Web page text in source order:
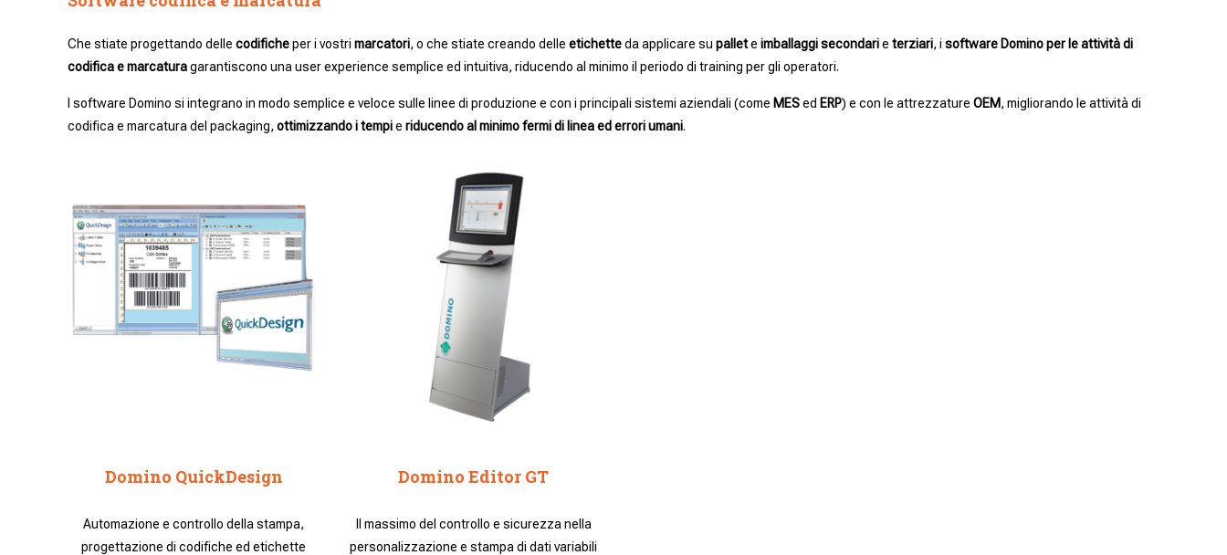
Che stiate progettando dellecodificheper i vostrimarcatori, o che stiate creando delleetichetteda applicare supalleteimballaggi secondarieterziari, i software Domino per le attività di
codifica e marcaturagarantiscono una user experience semplice ed intuitiva, riducendo al minimo il periodo di training per gli operatori.
I software Domino si integrano in modo semplice e veloce sulle linee di produzione e con i principali sistemi aziendali (come MESed ERP) e con le attrezzatureOEM, migliorando le attività di
codifica e marcatura del packaging,ottimizzando i tempieriducendo al minimo fermi di linea ed errori umani.
Domino QuickDesign
Automazione e controllo della stampa,
progettazione di codifiche ed etichette
Domino Editor GT
Il massimo del controllo e sicurezza nella
personalizzazione e stampa di dati variabili